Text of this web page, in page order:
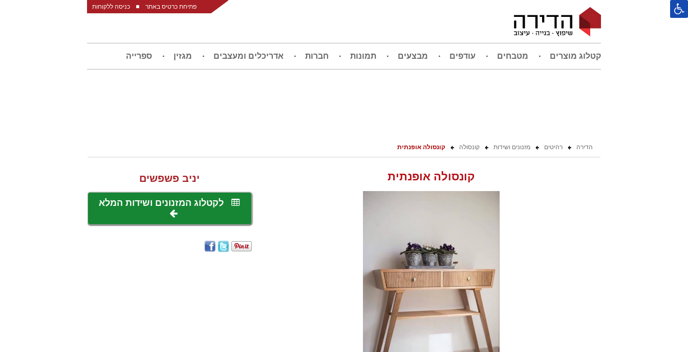
פתיחת כרטיס באתר כניסה ללקוחות
קטלוג מוצרים מטבחים עודפים מבצעים תמונות חברות אדריכלים ומעצבים מגזין ספרייה
הדירה רהיטים מזנונים ושידות קונסולה קונסולה אופנתית
קונסולה אופנתית יניב פשפשים
לקטלוג המזנונים ושידות המלא